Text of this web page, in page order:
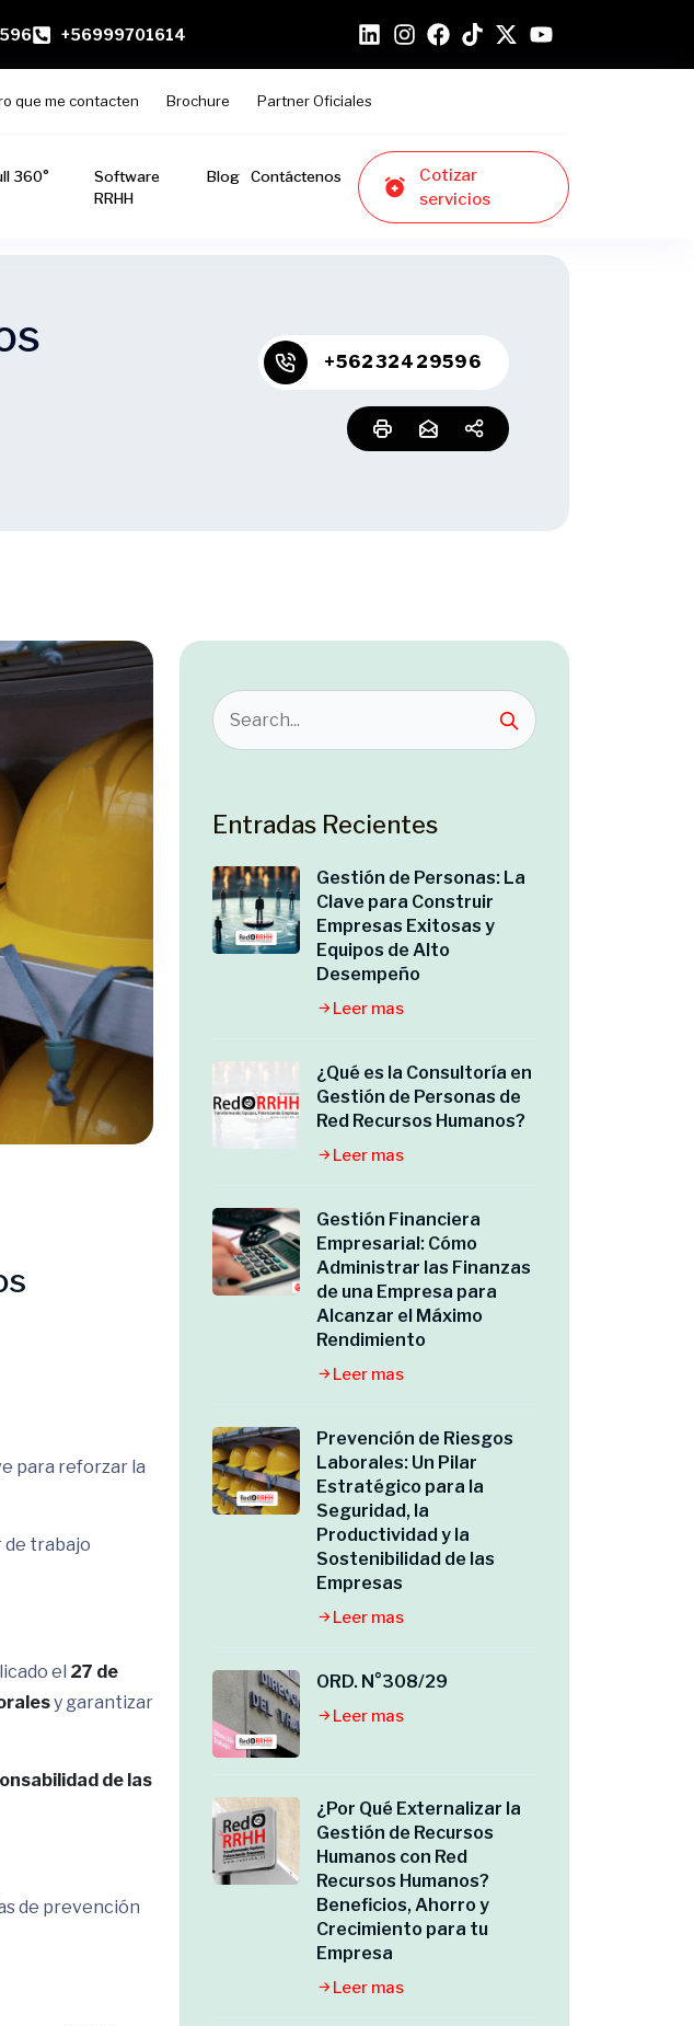
+56999701614
que me contacten Brochure Partner Oficiales
360°
Software
RRHH
Blog Contáctenos
Cotizar
servicios
+56232429596
para reforzar la
de trabajo
el 27 de
y garantizar
de las
de prevención
Entradas Recientes
Gestión de Personas: La
Clave para Construir
Empresas Exitosas y
Equipos de Alto
Desempeño
Leer mas
¿Qué es la Consultoría en
Gestión de Personas de
Red Recursos Humanos?
Leer mas
Gestión Financiera
Empresarial: Cómo
Administrar las Finanzas
de una Empresa para
Alcanzar el Máximo
Rendimiento
Leer mas
Prevención de Riesgos
Laborales: Un Pilar
Estratégico para la
Seguridad, la
Productividad y la
Sostenibilidad de las
Empresas
Leer mas
ORD. N°308/29
Leer mas
¿Por Qué Externalizar la
Gestión de Recursos
Humanos con Red
Recursos Humanos?
Beneficios, Ahorro y
Crecimiento para tu
Empresa
Leer mas